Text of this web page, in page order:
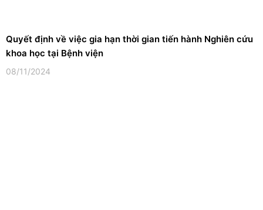
Quyết định về việc gia hạn thời gian tiến hành Nghiên cứu
khoa học tại Bệnh viện
08/11/2024